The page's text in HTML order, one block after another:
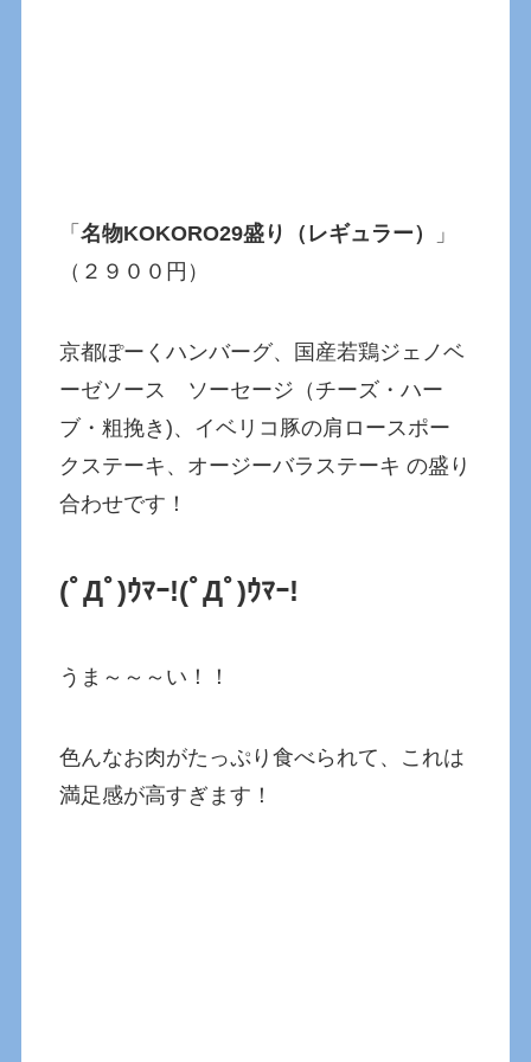
「名物KOKORO29盛り（レギュラー）
」
（２９００円）
京都ぽーくハンバーグ、国産若鶏ジェノベ
ーゼソース ソーセージ（チーズ・ハー
ブ・粗挽き)、イベリコ豚の肩ロースポー
クステーキ、オージーバラステーキ の盛り
合わせです！
(ﾟДﾟ)ｳﾏｰ!(ﾟДﾟ)ｳﾏｰ!
うま～～～い！！
色んなお肉がたっぷり食べられて、これは
満足感が高すぎます！